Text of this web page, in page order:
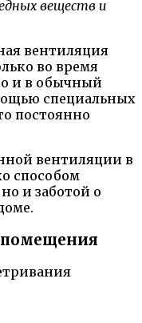
веществ и
вентиляция
во время
и в обычный
специальных
постоянно
вентиляции в
способом
и заботой о
помещения